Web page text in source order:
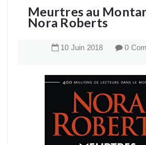
Meurtres au
Nora Roberts
10 Juin 2018 0